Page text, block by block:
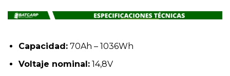
Capacidad:70Ah – 1036Wh
Voltaje nominal:14,8V